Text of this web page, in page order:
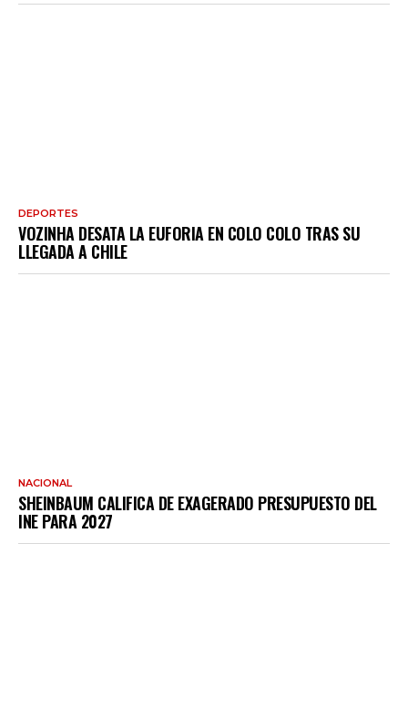
DEPORTES
VOZINHA DESATA LA EUFORIA EN COLO COLO TRAS SU
LLEGADA A CHILE
NACIONAL
SHEINBAUM CALIFICA DE EXAGERADO PRESUPUESTO DEL
INE PARA 2027